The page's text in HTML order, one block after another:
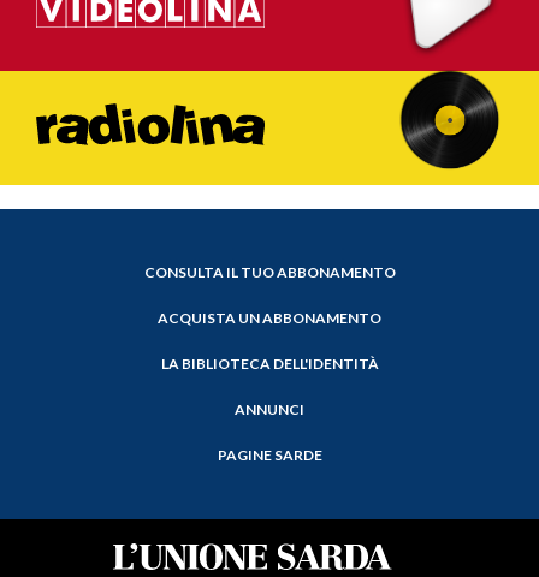
CONSULTA IL TUO ABBONAMENTO
ACQUISTA UN ABBONAMENTO
LA BIBLIOTECA DELL'IDENTITÀ
ANNUNCI
PAGINE SARDE